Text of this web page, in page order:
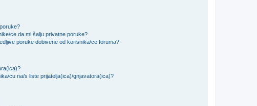
ce da mi šalju privatne poruke?
poruke dobivene od korisnika/ce foruma?
cu na/s liste prijatelja(ica)/gnjavatora(ica)?